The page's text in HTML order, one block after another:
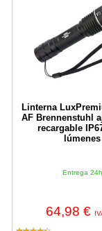
Linterna
AF Brennenstuhl
recargable
lúmenes
Entrega 24h
64,98 €